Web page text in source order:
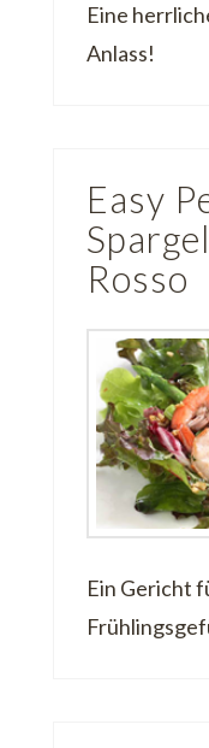
Eine
Anlass!
Easy
Rosso
Ein Gericht